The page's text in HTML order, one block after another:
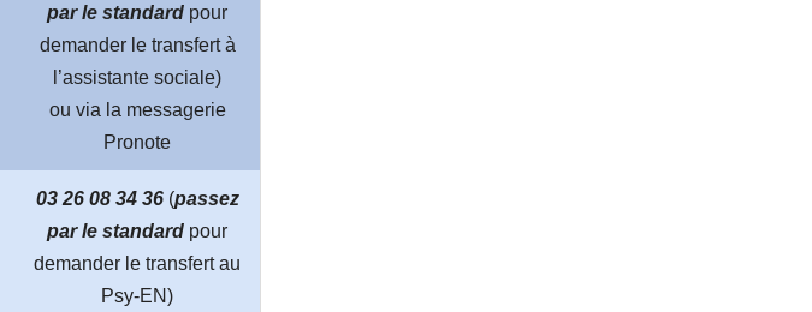
par le standard pour
demander le transfert à
l’assistante sociale)
ou via la messagerie
Pronote
03 26 08 34 36(passez
par le standard pour
demander le transfert au
Psy-EN)